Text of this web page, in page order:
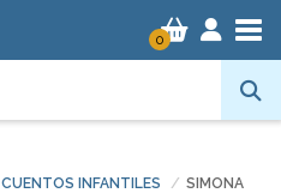
0
CUENTOS INFANTILES SIMONA